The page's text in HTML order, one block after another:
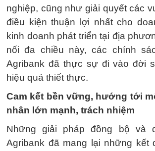
nghiệp, cũng như giải quyết các
điều kiện thuận lợi nhất cho
kinh doanh phát triển tại địa
nối đa chiều này, các chính
Agribank đã thực sự đi vào đời
hiệu quả thiết thực.
Cam kết bền vững, hướng tới
nhân lớn mạnh, trách nhiệm
Những giải pháp đồng bộ và
Agribank đã mang lại những kết